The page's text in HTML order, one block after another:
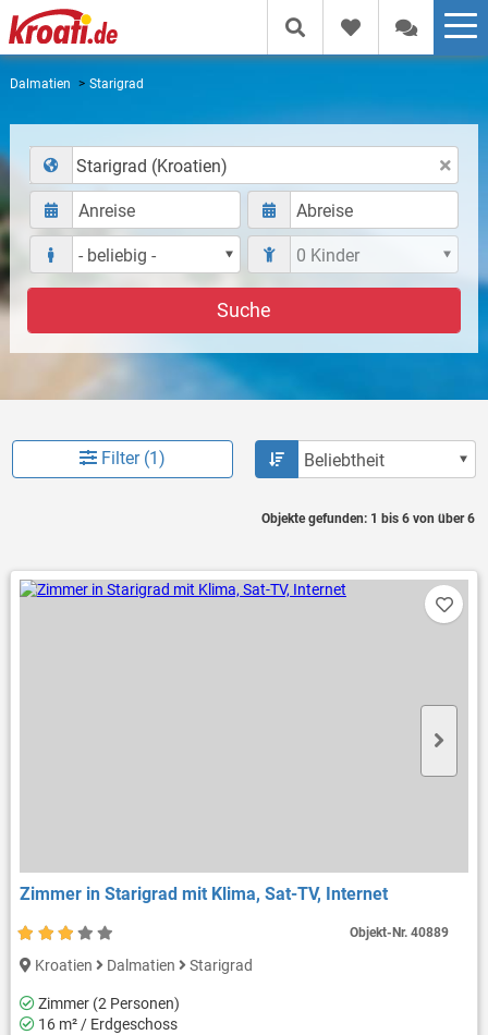
Dalmatien Starigrad
Starigrad (Kroatien)
Suche
Filter (1)
Objekte gefunden: 1 bis 6 von über 6
Zimmer in Starigrad mit Klima, Sat-TV, Internet
Kroatien Dalmatien Starigrad
Zimmer (2 Personen)
16 m² / Erdgeschoss
Objekt-Nr.40889